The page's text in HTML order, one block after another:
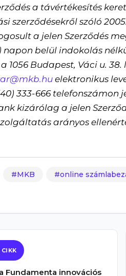
a távértékesítés
szerződésekről szóló
a jelen Szerződés
napon belül indokolás
1056 Budapest, Váci u.
elektronikus
333-666
kizárólag a jelen
arányos
MKB online
Fundamenta innovációs